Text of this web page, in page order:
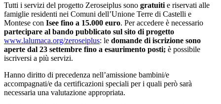
Tutti i servizi del progetto Zeroseiplus sono gratuiti e riservati alle
famiglie residenti nei Comuni dell’Unione Terre di Castelli e
Montese con Isee fino a 15.000 euro. Per accedere è necessario
partecipare al bando pubblicato sul sito di progetto
www.lalumaca.org/zeroseiplus: le domande di iscrizione sono
aperte dal 23 settembre fino a esaurimento posti; è possibile
iscriversi a più servizi.
Hanno diritto di precedenza nell’amissione bambini/e
accompagnati/e da certificazioni speciali per i quali però sarà
necessaria una valutazione appropriata.